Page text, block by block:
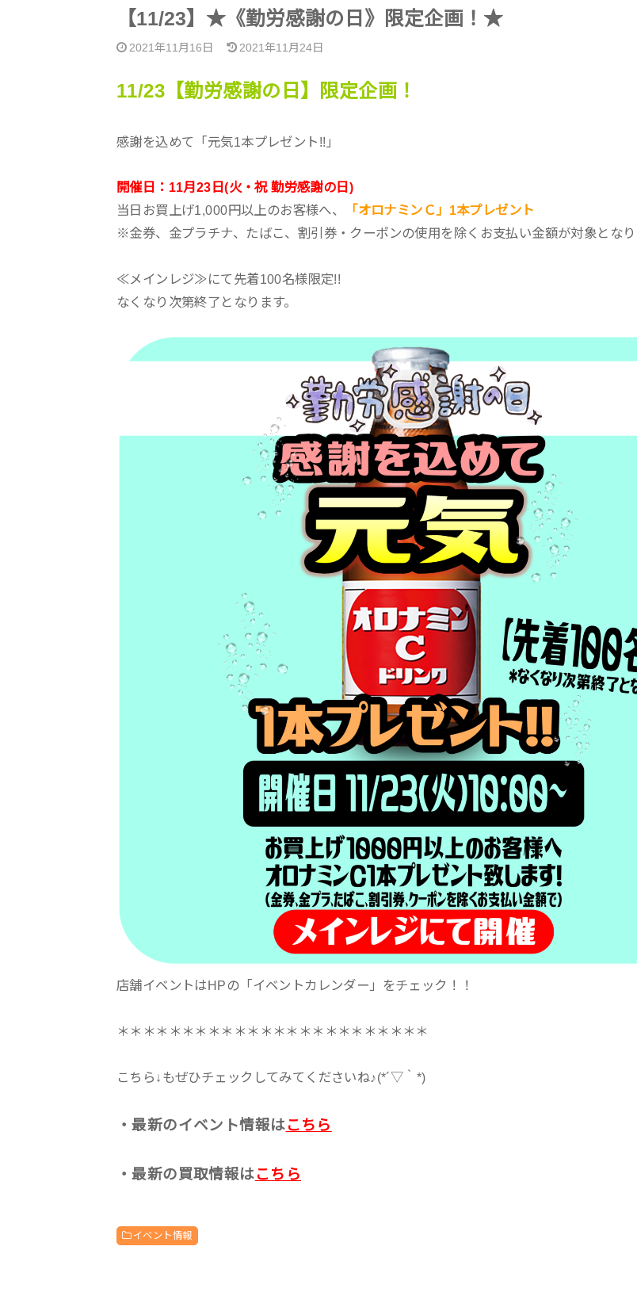
【11/23】★《勤労感謝の日》限定企画！★
2021年11月16日 2021年11月24日
11/23【勤労感謝の日】限定企画！
感謝を込めて「元気1本プレゼント!!」
開催日：11月23日(火・祝 勤労感謝の日)
当日お買上げ1,000円以上のお客様へ、
「オロナミンＣ」1本プレゼント
※金券、金プラチナ、たばこ、割引券・クーポンの使用を除くお支払い金額が対象となり
≪メインレジ≫にて先着100名様限定!!
なくなり次第終了となります。
店舗イベントはHPの「イベントカレンダー」をチェック！！
＊＊＊＊＊＊＊＊＊＊＊＊＊＊＊＊＊＊＊＊＊＊＊＊
こちら↓もぜひチェックしてみてくださいね♪(*´▽｀*)
・最新のイベント情報はこちら
・最新の買取情報はこちら
イベント情報